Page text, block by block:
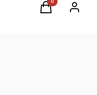
Produkte im
Warenkorb